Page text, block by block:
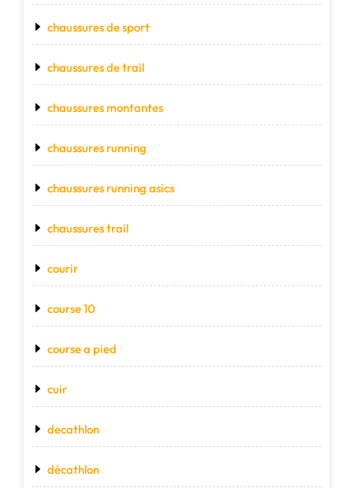
chaussures de sport
chaussures de trail
chaussures montantes
chaussures running
chaussures running asics
chaussures trail
courir
course 10
course a pied
cuir
decathlon
décathlon